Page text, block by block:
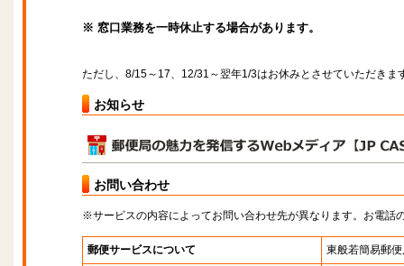
※ 窓口業務を一時休止する場合があります。
ただし、8/15～17、12/31～翌年1/3はお休みとさせていただきま
お知らせ
お問い合わせ
※サービスの内容によってお問い合わせ先が異なります。お電話
郵便サービスについて 東般若簡易郵